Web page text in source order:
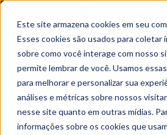
Este site armazena cookies em seu
Esses cookies são usados para coletar
sobre como você interage com nosso
permite lembrar de você. Usamos
para melhorar e personalizar sua
análises e métricas sobre nossos
nesse site quanto em outras mídias.
informações sobre os cookies que